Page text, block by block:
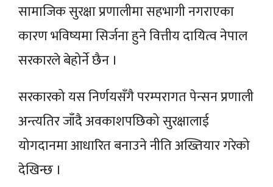
सामाजिक सुरक्षा प्रणालीमा सहभागी नगराएका
कारण भविष्यमा सिर्जना हुने वित्तीय दायित्व नेपाल
सरकारले बेहोर्ने छैन ।
सरकारको यस निर्णयसँगै परम्परागत पेन्सन प्रणाली
अन्त्यतिर जाँदै अवकाशपछिको सुरक्षालाई
योगदानमा आधारित बनाउने नीति अख्तियार गरेको
देखिन्छ ।